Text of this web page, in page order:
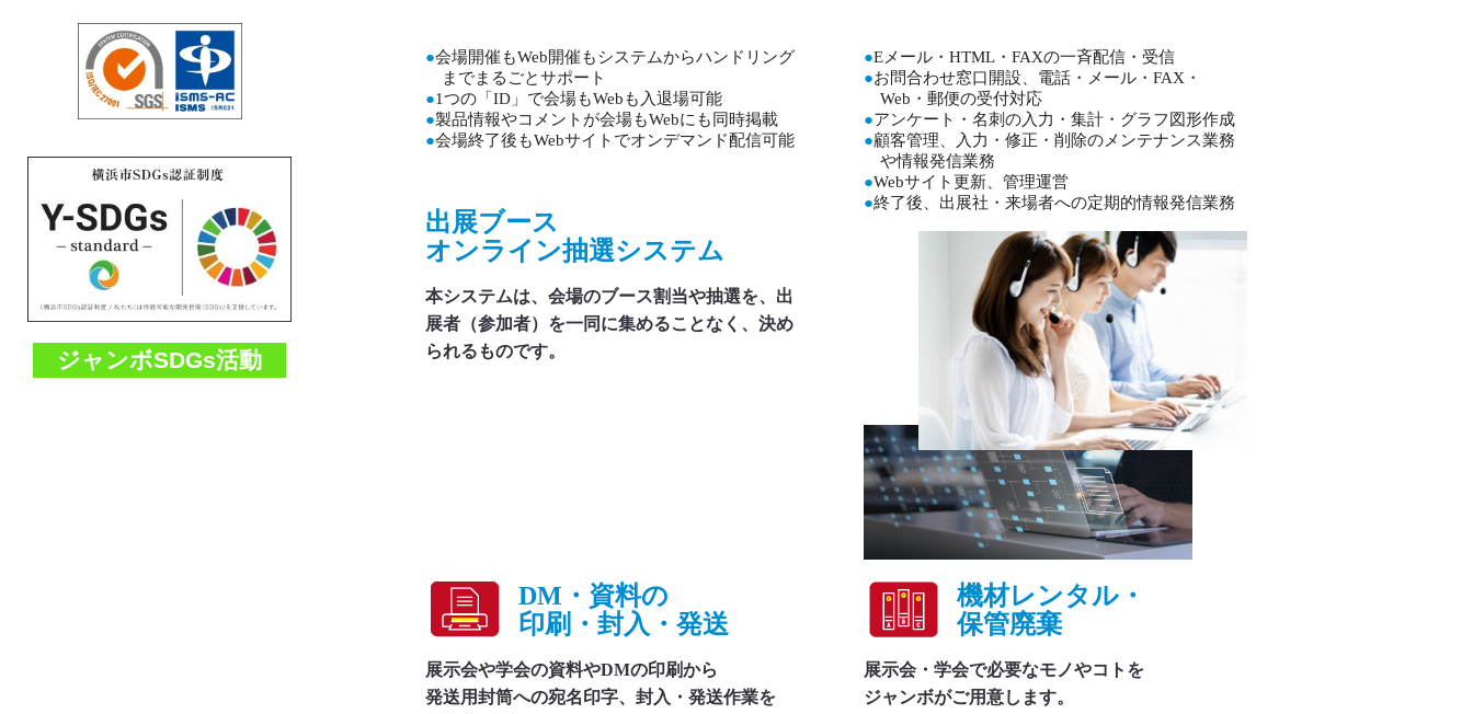
●会場開催もWeb開催もシステムからハンドリング
までまるごとサポート
●1つの「ID」で会場もWebも入退場可能
●製品情報やコメントが会場もWebにも同時掲載
●会場終了後もWebサイトでオンデマンド配信可能
出展ブース
オンライン抽選システム
本システムは、会場のブース割当や抽選を、出
展者（参加者）を一同に集めることなく、決め
られるものです。
●Eメール・HTML・FAXの一斉配信・受信
●お問合わせ窓口開設、電話・メール・FAX・
Web・郵便の受付対応
●アンケート・名刺の入力・集計・グラフ図形作成
●顧客管理、入力・修正・削除のメンテナンス業務
や情報発信業務
●Webサイト更新、管理運営
●終了後、出展社・来場者への定期的情報発信業務
DM・資料の
印刷・封入・発送
展示会や学会の資料やDMの印刷から
発送用封筒への宛名印字、封入・発送作業を
機材レンタル・
保管廃棄
展示会・学会で必要なモノやコトを
ジャンボがご用意します。
ジャンボSDGs活動